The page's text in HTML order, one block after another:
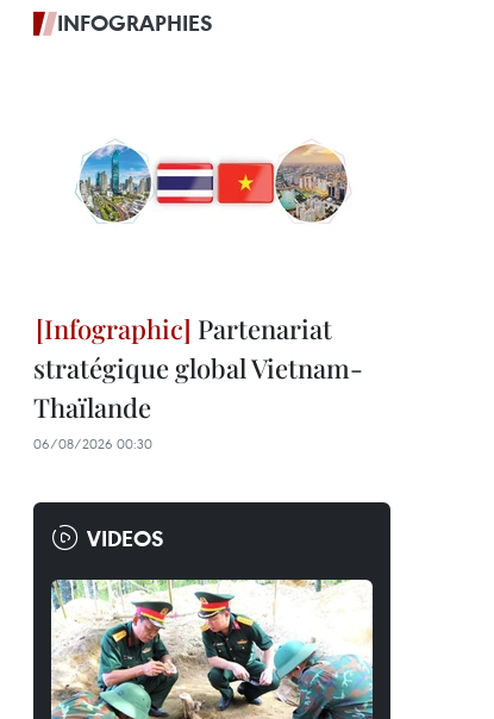
INFOGRAPHIES
Partenariat
stratégique global Vietnam-
Thaïlande
06/08/2026 00:30
VIDEOS